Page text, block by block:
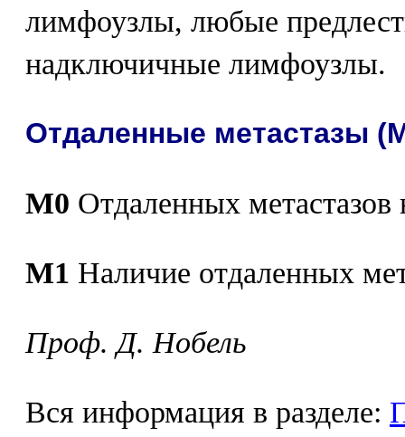
лимфоузлы, любые
надключичные лимфоузлы.
Отдаленные метастазы
М0 Отдаленных метастазов
M1 Наличие отдаленных
Проф. Д. Нобель
Вся информация в разделе: